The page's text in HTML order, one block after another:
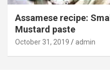
Assamese recipe:
Mustard paste
October 31, 2019 admin